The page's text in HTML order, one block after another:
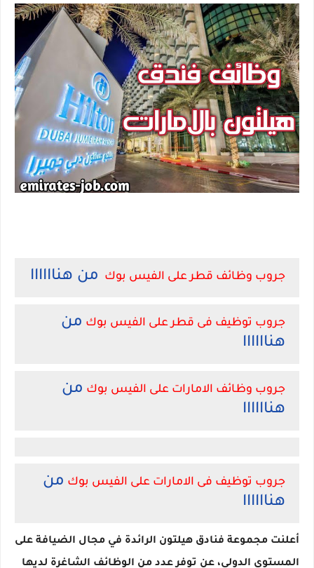
جروب وظائف قطر على الفيس بوك من هناااااا
جروب توظيف فى قطر على الفيس بوك من
هناااااا
جروب وظائف الامارات على الفيس بوك من
هناااااا
جروب توظيف فى الامارات على الفيس بوك من
هناااااا
أعلنت مجموعة فنادق هيلتون الرائدة في مجال الضيافة على
المستوى الدولي، عن توفر عدد من الوظائف الشاغرة لديها